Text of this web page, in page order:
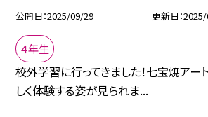
公開日 2025/09/29 更新日
４年生
校外学習に行ってきました！七宝焼アー
しく体験する姿が見られま...